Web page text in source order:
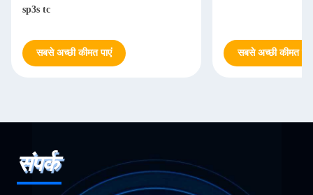
sp3s tc
सबसे अच्छी कीमत पाएं सबसे अच्छी कीमत पाएं
संपर्क